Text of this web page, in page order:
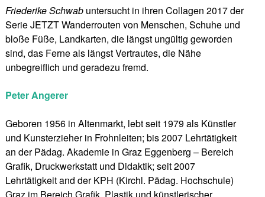
Friederike Schwab untersucht in ihren Collagen 2017 der
Serie JETZT Wanderrouten von Menschen, Schuhe und
bloße Füße, Landkarten, die längst ungültig geworden
sind, das Ferne als längst Vertrautes, die Nähe
unbegreiflich und geradezu fremd.
Peter Angerer
Geboren 1956 in Altenmarkt, lebt seit 1979 als Künstler
und Kunsterzieher in Frohnleiten; bis 2007 Lehrtätigkeit
an der Pädag. Akademie in Graz Eggenberg – Bereich
Grafik, Druckwerkstatt und Didaktik; seit 2007
Lehrtätigkeit and der KPH (Kirchl. Pädag. Hochschule)